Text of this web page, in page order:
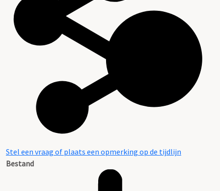
Stel een vraag of plaats een opmerking op de tijdlijn
Bestand